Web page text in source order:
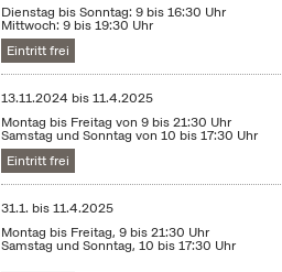
Dienstag bis Sonntag: 9 bis 16:30 Uhr
Mittwoch: 9 bis 19:30 Uhr
Eintritt frei
13.11.2024 bis11.4.2025
Montag bis Freitag von 9 bis 21:30 Uhr
Samstag und Sonntag von 10 bis 17:30 Uhr
Eintritt frei
31.1. bis11.4.2025
Montag bis Freitag, 9 bis 21:30 Uhr
Samstag und Sonntag, 10 bis 17:30 Uhr